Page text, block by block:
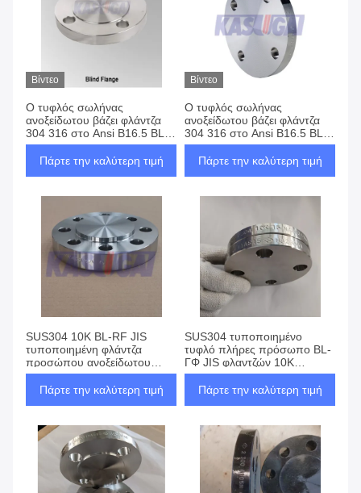
Βίντεο
Ο τυφλός σωλήνας
ανοξείδωτου βάζει φλάντζα
304 316 στο Ansi B16.5 BL
ASTM A182 ASME
Πάρτε την καλύτερη τιμή
Βίντεο
Ο τυφλός σωλήνας
ανοξείδωτου βάζει φλάντζα
304 316 στο Ansi B16.5 BL
ASTM A182 ASME
Πάρτε την καλύτερη τιμή
SUS304 10K BL-RF JIS
τυποποιημένη φλάντζα
προσώπου ανοξείδωτου
τυφλή αυξημένη
Πάρτε την καλύτερη τιμή
SUS304 τυποποιημένο
τυφλό πλήρες πρόσωπο BL-
ΓΦ JIS φλαντζών 10K
σωλήνων ανοξείδωτου
Πάρτε την καλύτερη τιμή